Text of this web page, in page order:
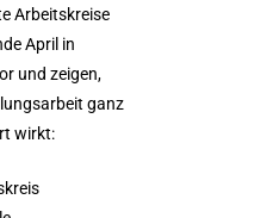
Arbeitskreise
April in
und zeigen,
ganz
wirkt: